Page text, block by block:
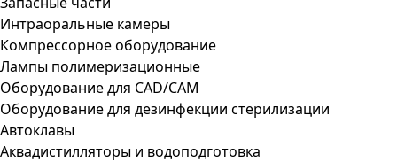
Интраоральные камеры
Компрессорное оборудование
Лампы полимеризационные
Оборудование для CAD/CAM
Оборудование для дезинфекции стерилизации
Автоклавы
Аквадистилляторы и водоподготовка